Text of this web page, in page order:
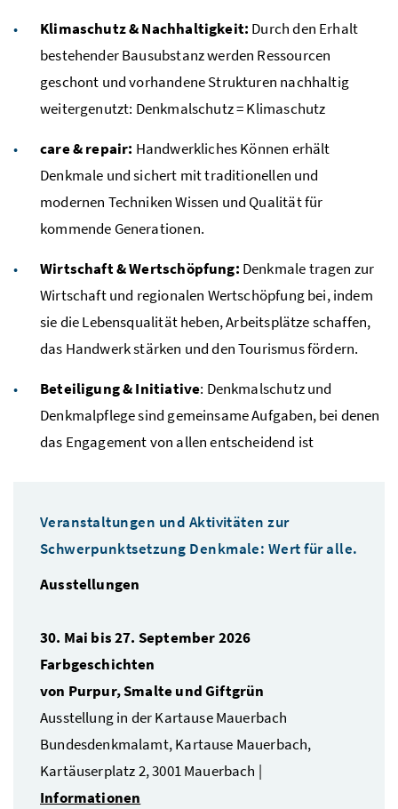
Klimaschutz & Nachhaltigkeit: Durch den Erhalt
bestehender Bausubstanz werden Ressourcen
geschont und vorhandene Strukturen nachhaltig
weitergenutzt: Denkmalschutz = Klimaschutz
care & repair: Handwerkliches Können erhält
Denkmale und sichert mit traditionellen und
modernen Techniken Wissen und Qualität für
kommende Generationen.
Wirtschaft & Wertschöpfung: Denkmale tragen zur
Wirtschaft und regionalen Wertschöpfung bei, indem
sie die Lebensqualität heben, Arbeitsplätze schaffen,
das Handwerk stärken und den Tourismus fördern.
Beteiligung & Initiative: Denkmalschutz und
Denkmalpflege sind gemeinsame Aufgaben, bei denen
das Engagement von allen entscheidend ist
Veranstaltungen und Aktivitäten zur
Schwerpunktsetzung Denkmale: Wert für alle.
Ausstellungen
30. Mai bis 27. September 2026
Farbgeschichten
von Purpur, Smalte und Giftgrün
Ausstellung in der Kartause Mauerbach
Bundesdenkmalamt, Kartause Mauerbach,
Kartäuserplatz 2, 3001 Mauerbach |
Informationen